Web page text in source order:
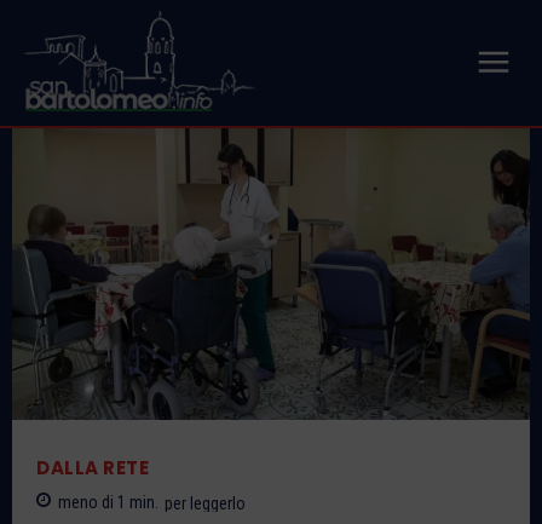
DALLA RETE
meno di 1 min. per leggerlo